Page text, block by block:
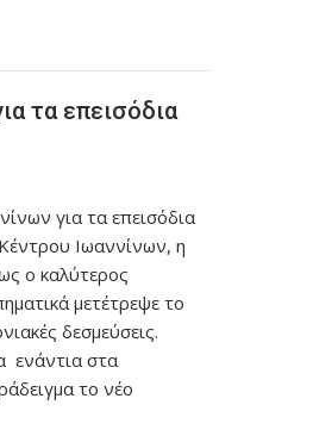
τα επεισόδια
για τα επεισόδια
Ιωαννίνων, η
ο καλύτερος
μετέτρεψε το
δεσμεύσεις.
ενάντια στα
το νέο